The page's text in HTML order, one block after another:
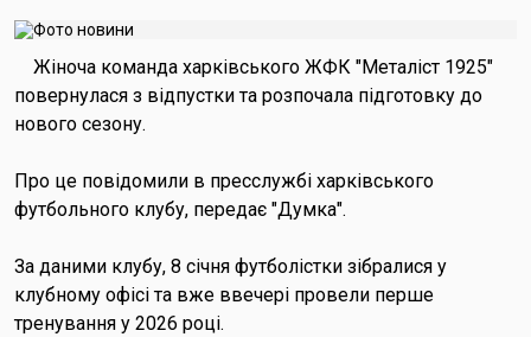
Жіноча команда харківського ЖФК "Металіст 1925"
повернулася з відпустки та розпочала підготовку до
нового сезону.
Про це повідомили в пресслужбі харківського
футбольного клубу, передає "Думка".
За даними клубу, 8 січня футболістки зібралися у
клубному офісі та вже ввечері провели перше
тренування у 2026 році.